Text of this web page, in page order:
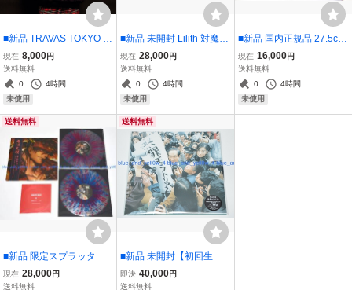
■新品 TRAVAS TOKYO 椎
名ひかり コラボパーカー
現在 8,000円
送料無料
0
4時間
未使用
■新品 未開封 Lilith 対魔忍
アサギ 対魔忍RPGX 壁尻
ティッシュカバー 井河ア
サギ
現在 28,000円
送料無料
0
4時間
未使用
■新品 国内正規品 27.5cm
NIKE SB DUNK LOW PR
O CELADON US9.5 BQ6
817-301 qs
現在 16,000円
送料無料
0
4時間
未使用
送料無料
■新品 限定スプラッター
盤 GUILTY GEAR ORIGIN
AL VIDEO GAME SOUND
現在 28,000円
送料無料
送料無料
■新品 未開封【初回生産
限定】椎名林檎 無罪モラ
トリアム LP (2枚組/180グ
即決 40,000円
送料無料